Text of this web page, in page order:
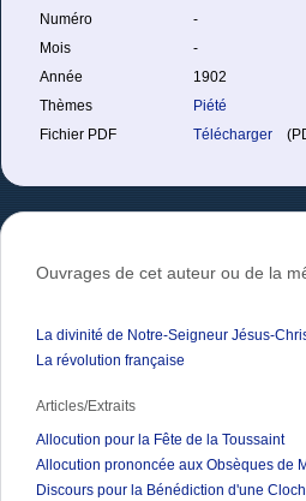
Numéro
-
Mois
-
Année
1902
Thèmes
Piété
Fichier PDF
Télécharger
Ouvrages de cet auteur ou de la
La divinité de Notre-Seigneur Jésus-
La révolution française
Articles/Extraits
Allocution pour la Fête de la Toussaint
Allocution prononcée aux Obsèques de
Discours pour la Bénédiction d'une